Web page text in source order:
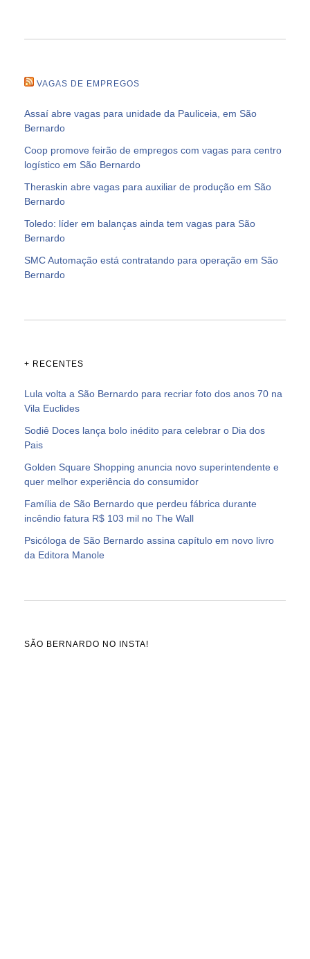
VAGAS DE EMPREGOS
Assaí abre vagas para unidade da Pauliceia, em São
Bernardo
Coop promove feirão de empregos com vagas para centro
logístico em São Bernardo
Theraskin abre vagas para auxiliar de produção em São
Bernardo
Toledo: líder em balanças ainda tem vagas para São
Bernardo
SMC Automação está contratando para operação em São
Bernardo
+ RECENTES
Lula volta a São Bernardo para recriar foto dos anos 70 na
Vila Euclides
Sodiê Doces lança bolo inédito para celebrar o Dia dos
Pais
Golden Square Shopping anuncia novo superintendente e
quer melhor experiência do consumidor
Família de São Bernardo que perdeu fábrica durante
incêndio fatura R$ 103 mil no The Wall
Psicóloga de São Bernardo assina capítulo em novo livro
da Editora Manole
SÃO BERNARDO NO INSTA!